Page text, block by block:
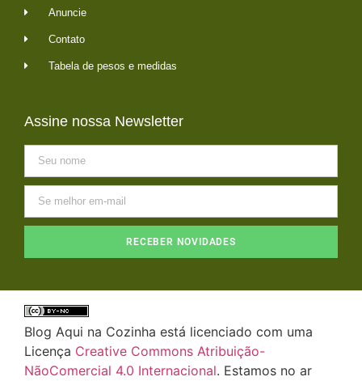
Anuncie
Contato
Tabela de pesos e medidas
Assine nossa Newsletter
RECEBER NOVIDADES
Blog Aqui na Cozinha está licenciado com uma
Licença Creative Commons Atribuição-
NãoComercial 4.0 Internacional. Estamos no ar